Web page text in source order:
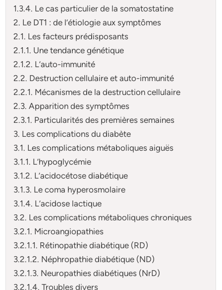
1.3.4. Le cas particulier de la somatostatine
2. Le DT1 : de l’étiologie aux symptômes
2.1. Les facteurs prédisposants
2.1.1. Une tendance génétique
2.1.2. L’auto-immunité
2.2. Destruction cellulaire et auto-immunité
2.2.1. Mécanismes de la destruction cellulaire
2.3. Apparition des symptômes
2.3.1. Particularités des premières semaines
3. Les complications du diabète
3.1. Les complications métaboliques aiguës
3.1.1. L’hypoglycémie
3.1.2. L’acidocétose diabétique
3.1.3. Le coma hyperosmolaire
3.1.4. L’acidose lactique
3.2. Les complications métaboliques chroniques
3.2.1. Microangiopathies
3.2.1.1. Rétinopathie diabétique (RD)
3.2.1.2. Néphropathie diabétique (ND)
3.2.1.3. Neuropathies diabétiques (NrD)
3.2.1.4. Troubles divers